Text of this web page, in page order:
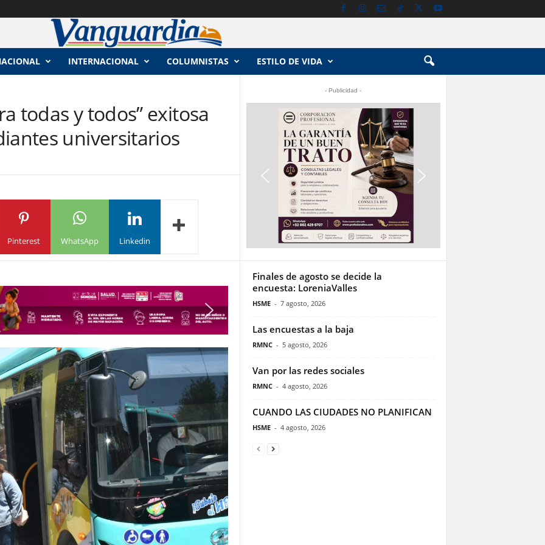
INTERNACIONAL COLUMNISTAS ESTILO DE VIDA
todas y todos” exitosa
universitarios
Pinterest WhatsApp Linkedin
- Publicidad -
Finales de agosto se decide la
encuesta: LoreniaValles
HSME - 7 agosto, 2026
Las encuestas a la baja
RMNC - 5 agosto, 2026
Van por las redes sociales
RMNC - 4 agosto, 2026
CUANDO LAS CIUDADES NO PLANIFICAN
HSME - 4 agosto, 2026